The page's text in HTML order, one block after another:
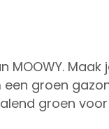
MOOWY.
groen
groen